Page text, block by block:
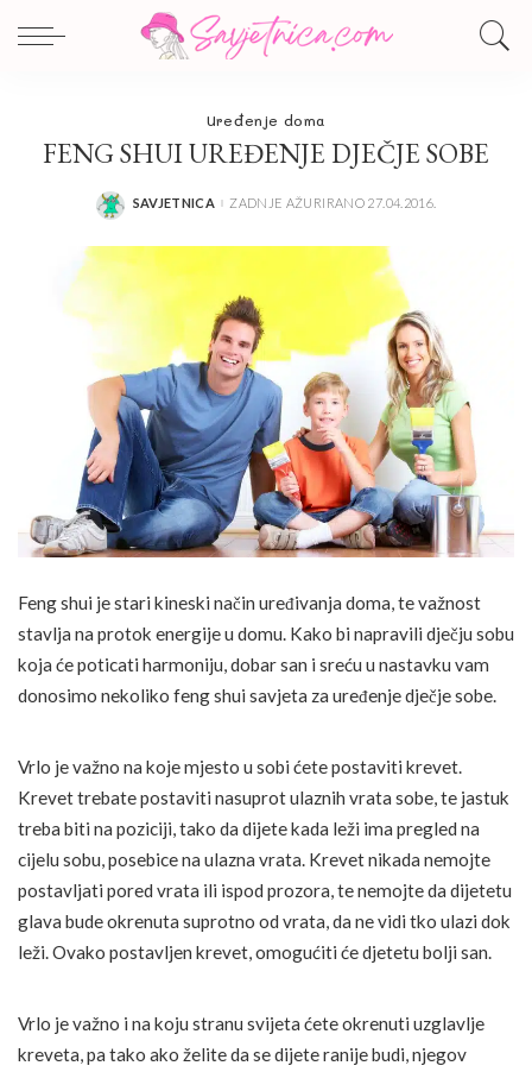
Uređenje doma
FENG SHUI UREĐENJE DJEČJE SOBE
POSTED
SAVJETNICA ZADNJE AŽURIRANO 27.04.2016.
Feng shui je stari kineski način uređivanja doma, te važnost
stavlja na protok energije u domu. Kako bi napravili dječju sobu
koja će poticati harmoniju, dobar san i sreću u nastavku vam
donosimo nekoliko feng shui savjeta za uređenje dječje sobe.
Vrlo je važno na koje mjesto u sobi ćete postaviti krevet.
Krevet trebate postaviti nasuprot ulaznih vrata sobe, te jastuk
treba biti na poziciji, tako da dijete kada leži ima pregled na
cijelu sobu, posebice na ulazna vrata. Krevet nikada nemojte
postavljati pored vrata ili ispod prozora, te nemojte da dijetetu
glava bude okrenuta suprotno od vrata, da ne vidi tko ulazi dok
leži. Ovako postavljen krevet, omogućiti će djetetu bolji san.
Vrlo je važno i na koju stranu svijeta ćete okrenuti uzglavlje
kreveta, pa tako ako želite da se dijete ranije budi, njegov